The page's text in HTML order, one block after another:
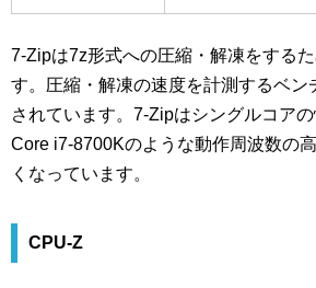
7-Zipは7z形式への圧縮・解凍をする
す。圧縮・解凍の速度を計測するベン
されています。7-Zipはシングルコアの
Core i7-8700Kのような動作周波数の
くなっています。
CPU-Z